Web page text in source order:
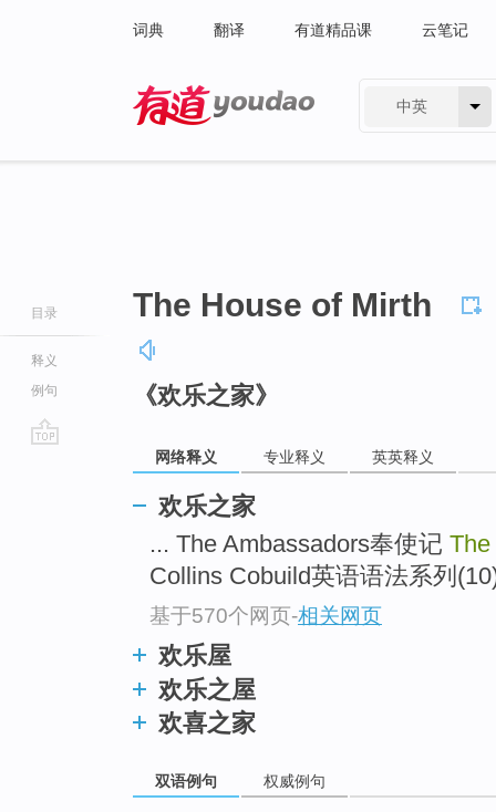
词典 翻译 有道精品课 云笔记
中英
目录
释义
例句
The House of Mirth
《欢乐之家》
网络释义 专业释义 英英释义
欢乐之家
... The Ambassadors奉使记
Collins Cobuild英语语法系列
基于570个网页-相关网页
欢乐屋
欢乐之屋
欢喜之家
双语例句 权威例句